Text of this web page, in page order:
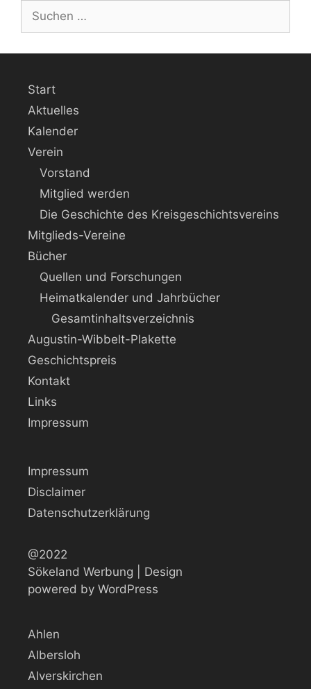
Suche
nach:
Start
Aktuelles
Kalender
Verein
Vorstand
Mitglied werden
Die Geschichte des Kreisgeschichtsvereins
Mitglieds-Vereine
Bücher
Quellen und Forschungen
Heimatkalender und Jahrbücher
Gesamtinhaltsverzeichnis
Augustin-Wibbelt-Plakette
Geschichtspreis
Kontakt
Links
Impressum
Impressum
Disclaimer
Datenschutzerklärung
@2022
Sökeland Werbung | Design
powered by WordPress
Ahlen
Albersloh
Alverskirchen